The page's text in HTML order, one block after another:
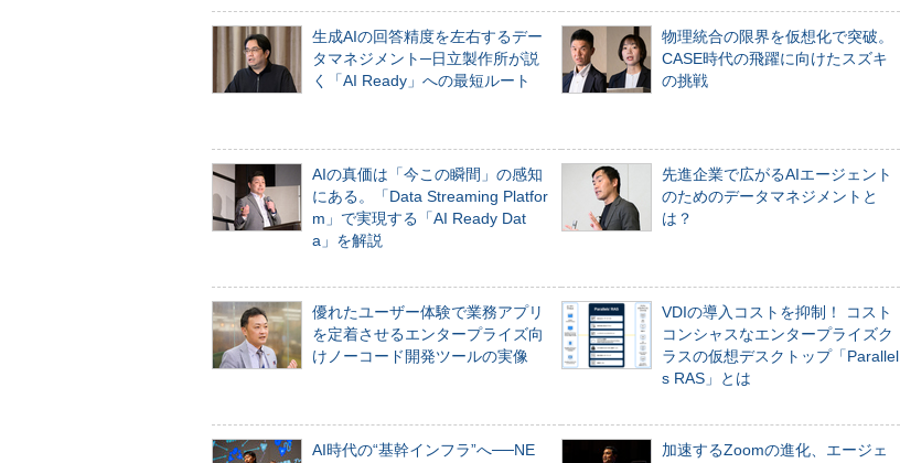
生成AIの回答精度を左右するデー
タマネジメント─日立製作所が説
く「AI Ready」への最短ルート
物理統合の限界を仮想化で突破。
CASE時代の飛躍に向けたスズキ
の挑戦
AIの真価は「今この瞬間」の感知
にある。「Data Streaming Platfor
m」で実現する「AI Ready Dat
a」を解説
先進企業で広がるAIエージェント
のためのデータマネジメントと
は？
優れたユーザー体験で業務アプリ
を定着させるエンタープライズ向
けノーコード開発ツールの実像
VDIの導入コストを抑制！ コスト
コンシャスなエンタープライズク
ラスの仮想デスクトップ「Parallel
s RAS」とは
AI時代の“基幹インフラ”へ──NE 加速するZoomの進化、エージェ